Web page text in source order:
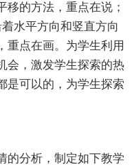
的方法，重点在说；
水平方向和竖直方向
重点在画。为学生利用
会，激发学生探索的热
是可以的，为学生探索
的分析，制定如下教学